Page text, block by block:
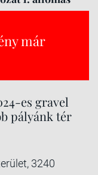
már
es gravel
pályánk tér
3240